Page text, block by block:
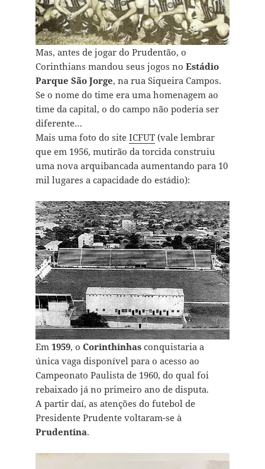
Mas, antes de jogar do Prudentão, o
Corinthians mandou seus jogos no Estádio
Parque São Jorge, na rua Siqueira Campos.
Se o nome do time era uma homenagem ao
time da capital, o do campo não poderia ser
diferente…
Mais uma foto do site ICFUT(vale lembrar
que em 1956, mutirão da torcida construiu
uma nova arquibancada aumentando para 10
mil lugares a capacidade do estádio):
Em 1959, o Corinthinhasconquistaria a
única vaga disponível para o acesso ao
Campeonato Paulista de 1960, do qual foi
rebaixado já no primeiro ano de disputa.
A partir daí, as atenções do futebol de
Presidente Prudente voltaram-se à
Prudentina.